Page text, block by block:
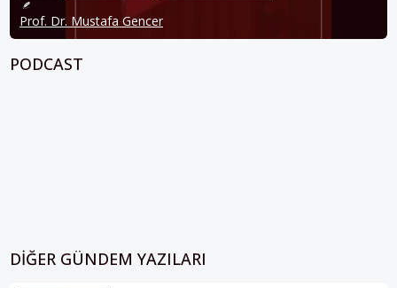
Prof. Dr. Mustafa Gencer
PODCAST
DIĞER GÜNDEM YAZILARI